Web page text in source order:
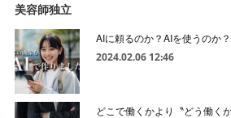
美容師独立
AIに頼るのか？AIを使うのか
2024.02.06 12:46
どこで働くかより〝どう働くか